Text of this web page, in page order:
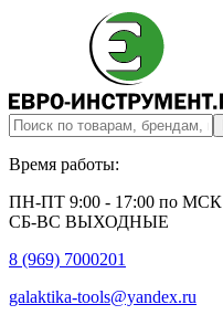
Время работы:
ПН-ПТ 9:00 - 17:00 по МСК
СБ-ВС ВЫХОДНЫЕ
8 (969) 7000201
galaktika-tools@yandex.ru